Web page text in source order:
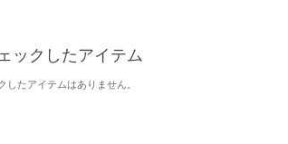
ックしたアイテム
したアイテムはありません。